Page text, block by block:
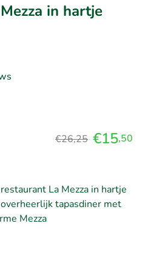
in hartje
€26,25 €15,50
La Mezza in hartje
tapasdiner met
Mezza